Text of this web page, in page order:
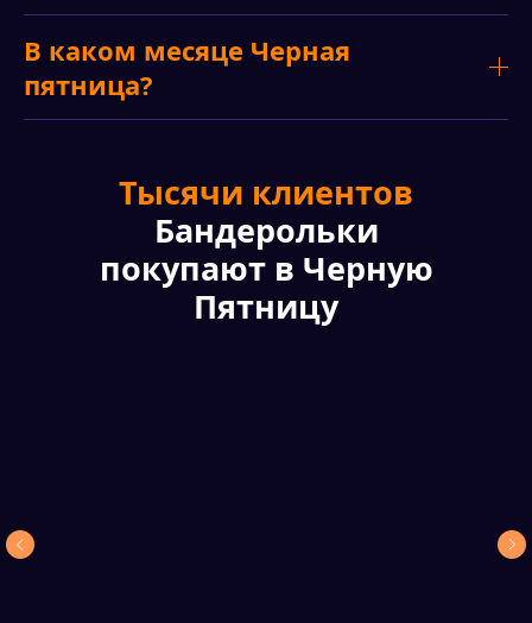
В каком месяце Черная
пятница?
Тысячи клиентов
Бандерольки
покупают в Черную
Пятницу